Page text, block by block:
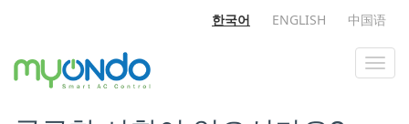
한국어 ENGLISH 中国语